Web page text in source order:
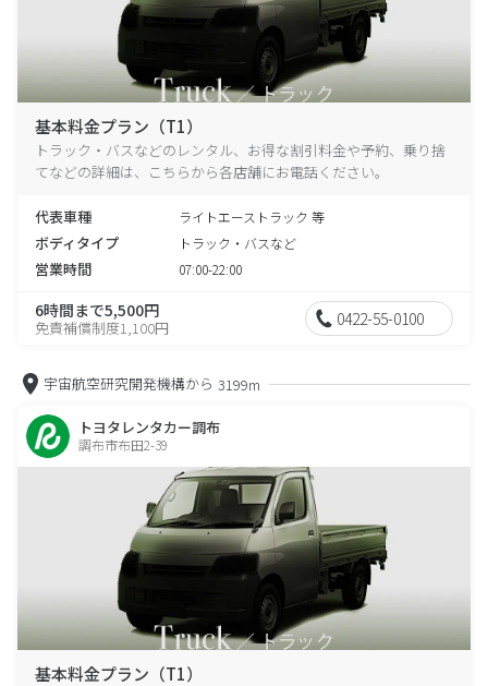
基本料金プラン（T1）
トラック・バスなどのレンタル、お得な割引料金や予約、乗り捨
てなどの詳細は、こちらから各店舗にお電話ください。
代表車種 ライトエーストラック 等
ボディタイプ トラック・バスなど
営業時間 07:00-22:00
6時間まで5,500円
免責補償制度1,100円 0422-55-0100
宇宙航空研究開発機構から 3199m
トヨタレンタカー調布
調布市布田2-39
基本料金プラン（T1）